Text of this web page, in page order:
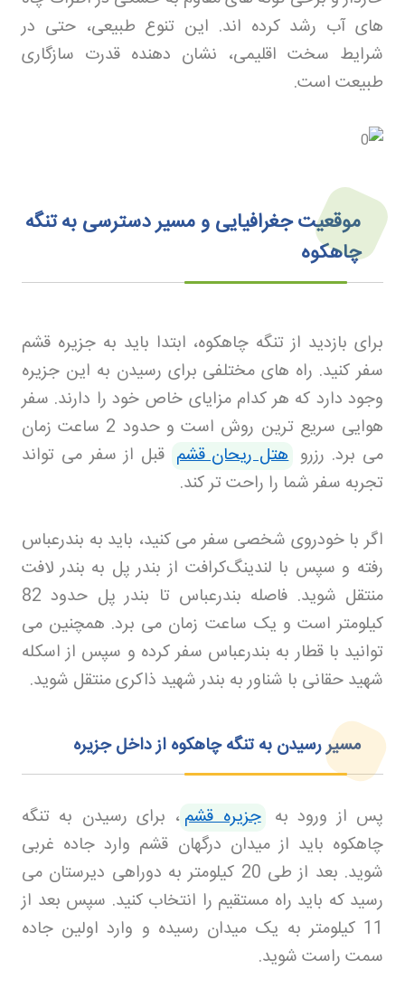
های آب رشد کرده‌ اند. این تنوع طبیعی، حتی در
شرایط سخت اقلیمی، نشان‌ دهنده قدرت سازگاری
طبیعت است.
موقعیت جغرافیایی و مسیر دسترسی به تنگه
چاهکوه
برای بازدید از تنگه چاهکوه، ابتدا باید به جزیره قشم
سفر کنید. راه‌ های مختلفی برای رسیدن به این جزیره
وجود دارد که هر کدام مزایای خاص خود را دارند. سفر
هوایی سریع‌ ترین روش است و حدود 2 ساعت زمان
می‌ برد. رزرو هتل ریحان قشم قبل از سفر می‌ تواند
تجربه سفر شما را راحت‌ تر کند.
اگر با خودروی شخصی سفر می‌ کنید، باید به بندرعباس
رفته و سپس با لندینگ‌کرافت از بندر پل به بندر لافت
منتقل شوید. فاصله بندرعباس تا بندر پل حدود 82
کیلومتر است و یک ساعت زمان می‌ برد. همچنین می‌
توانید با قطار به بندرعباس سفر کرده و سپس از اسکله
شهید حقانی با شناور به بندر شهید ذاکری منتقل شوید.
مسیر رسیدن به تنگه چاهکوه از داخل جزیره
پس از ورود به جزیره قشم، برای رسیدن به تنگه
چاهکوه باید از میدان درگهان قشم وارد جاده غربی
شوید. بعد از طی 20 کیلومتر به دوراهی دیرستان می‌
رسید که باید راه مستقیم را انتخاب کنید. سپس بعد از
11 کیلومتر به یک میدان رسیده و وارد اولین جاده
سمت راست شوید.